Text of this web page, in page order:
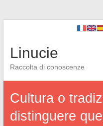
Linucie
Raccolta di conoscenze
Cultura o
distinguere